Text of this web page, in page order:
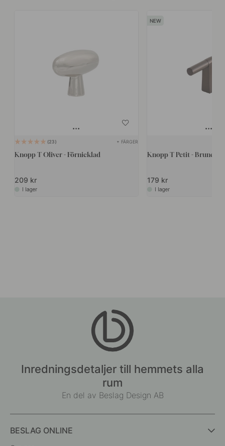
23 + FÄRGER
Knopp T Oliver - Förnicklad
209 kr
I lager
Knopp T Petit - Brunerad
179 kr
I lager
Inredningsdetaljer till hemmets alla
rum
En del av Beslag Design AB
BESLAG ONLINE